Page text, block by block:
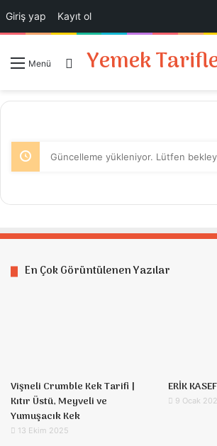
Giriş yap Kayıt ol
Menü Giriş Yap
Yemek
Güncelleme yükleniyor. Lütfen
En Çok Görüntülenen Yazılar
Vişneli Crumble Kek Tarifi |
Kıtır Üstü, Meyveli ve
Yumuşacık Kek
13 Ekim 2025
ERİK
9 Ocak